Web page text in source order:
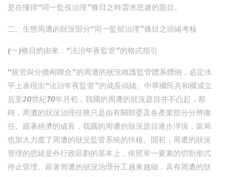
是在懂得“同一監視治理”條目之時需求思慮的題目。
二、生態周遭的狀況部分“同一監視治理”條目之頭緒考核
(一)條目的由來：“法治年夜監管”的格式指引
“統管與分擔相聯合”的周遭的狀況維護監管體系體例，必定水
平上表現出“法治年夜監管”的成長頭緒。中華國民共和國成立
后至20世紀70年月初，我國的周遭的狀況題目并不凸起，那
時，周遭的狀況治理任務只是由有關部委及各產業部分分辨擔
任。跟著經濟的成長，我國的周遭的狀況題目逐步浮現，當局
也加大力度了周遭的狀況監管系統的扶植。開初，周遭的狀況
管理的思緒是外行政區劃的基本上，依照單一要素的切割形式
停止管理。跟著周遭的狀況治理分工越來越細，具有周遭的狀